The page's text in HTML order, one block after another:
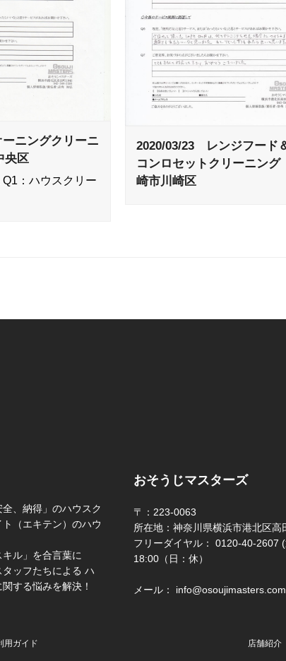
ニングクリーニ
央区
：ハウスクリー
2020/03/23 レンジフード
コンロセットクリーニン
崎市川崎区
、納得」のハウスク
（エキテン）のハウ
キル」を合言葉に
ッフたちによる ハ
する悩みを解決！
おそうじマスターズ
〒：223-0063
所在地：神奈川県横浜市港北区高
フリーダイヤル： 0120-40-2607
18:00（日：休）
メール： info@osoujimasters.com
用ガイド 店舗紹介